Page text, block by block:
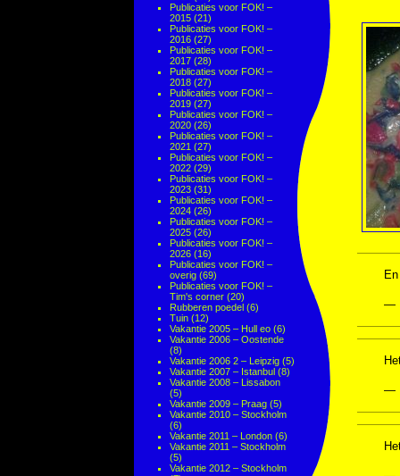
Publicaties voor FOK! –
2015 (21)
Publicaties voor FOK! –
2016 (27)
Publicaties voor FOK! –
2017 (28)
Publicaties voor FOK! –
2018 (27)
Publicaties voor FOK! –
2019 (27)
Publicaties voor FOK! –
2020 (26)
Publicaties voor FOK! –
2021 (27)
Publicaties voor FOK! –
2022 (29)
Publicaties voor FOK! –
2023 (31)
Publicaties voor FOK! –
2024 (26)
Publicaties voor FOK! –
2025 (26)
Publicaties voor FOK! –
2026 (16)
Publicaties voor FOK! –
overig (69)
Publicaties voor FOK! –
Tim's corner (20)
Rubberen poedel (6)
Tuin (12)
Vakantie 2005 – Hull eo (6)
Vakantie 2006 – Oostende
(8)
Vakantie 2006 2 – Leipzig (5)
Vakantie 2007 – Istanbul (8)
Vakantie 2008 – Lissabon
(5)
Vakantie 2009 – Praag (5)
Vakantie 2010 – Stockholm
(6)
Vakantie 2011 – London (6)
Vakantie 2011 – Stockholm
(5)
Vakantie 2012 – Stockholm
—
—